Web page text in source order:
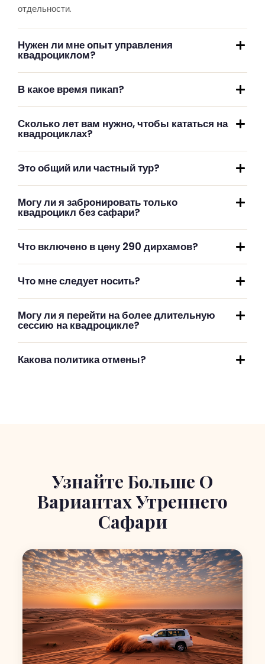
отдельности.
Нужен ли мне опыт управления
квадроциклом?
В какое время пикап?
Сколько лет вам нужно, чтобы кататься на
квадроциклах?
Это общий или частный тур?
Могу ли я забронировать только
квадроцикл без сафари?
Что включено в цену 290 дирхамов?
Что мне следует носить?
Могу ли я перейти на более длительную
сессию на квадроцикле?
Какова политика отмены?
Узнайте Больше О
Вариантах Утреннего
Сафари